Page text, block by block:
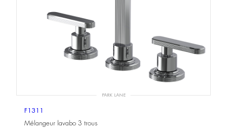
PARK LANE
F1311
Mélangeur lavabo 3 trous